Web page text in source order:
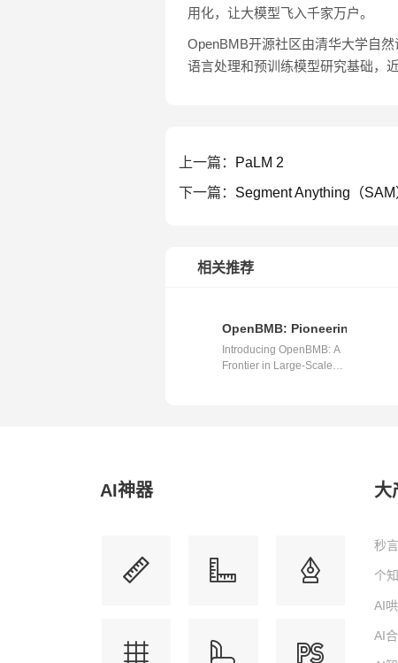
用化，让大模型飞入千家万户。
OpenBMB开源社区由清华大学自
语言处理和预训练模型研究基础，
上一篇：
PaLM 2
下一篇： Segment Anything（SAM
相关推荐
OpenBMB: Pioneering
Introducing OpenBMB: A
Frontier in Large-Scale
AI神器 大
秒
个
AI
AI